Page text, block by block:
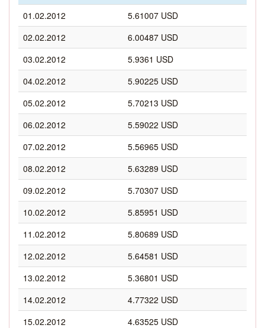
01.02.2012
5.61007 USD
02.02.2012
6.00487 USD
03.02.2012
5.9361 USD
04.02.2012
5.90225 USD
05.02.2012
5.70213 USD
06.02.2012
5.59022 USD
07.02.2012
5.56965 USD
08.02.2012
5.63289 USD
09.02.2012
5.70307 USD
10.02.2012
5.85951 USD
11.02.2012
5.80689 USD
12.02.2012
5.64581 USD
13.02.2012
5.36801 USD
14.02.2012
4.77322 USD
15.02.2012
4.63525 USD